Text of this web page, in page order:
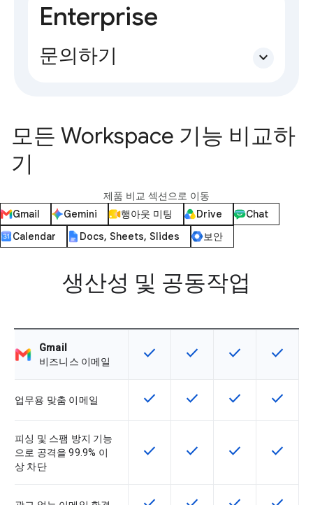
Enterprise
문의하기 expand_more
모든 Workspace 기능 비교하
기
제품 비교 섹션으로 이동
Gmail
Gemini 행아웃 미팅 Drive
Chat
Calendar
Docs, Sheets, Slides 보안
생산성 및 공동작업
Gmail
비즈니스 이메일
이 기능은 SKU에서 사용할 수 있습
check 이 기능은 SKU에서 사용
check 이 기능은 SKU
check 이 기능
check
업무용 맞춤 이메일 이 기능은 SKU에서 사용할 수 있습
check 이 기능은 SKU에서 사용
check 이 기능은 SKU
check 이 기능
check
피싱 및 스팸 방지 기능
으로 공격을 99.9% 이
상 차단
이 기능은 SKU에서 사용할 수 있습
check 이 기능은 SKU에서 사용
check 이 기능은 SKU
check 이 기능
check
이 기능은 SKU에서 사용할 수 있습
이 기능은 SKU에서 사용
이 기능은 SKU
이 기능